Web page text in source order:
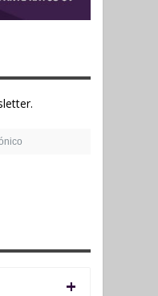
newsletter.
+